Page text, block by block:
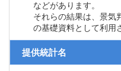
などがあります。
それらの結果は、景気
の基礎資料として利用
提供統計名